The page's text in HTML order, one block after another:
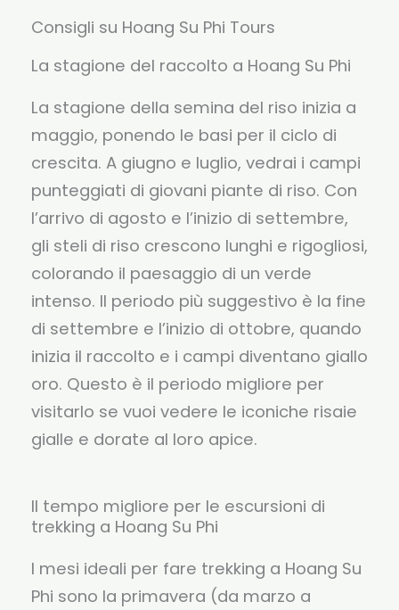
Consigli su Hoang Su Phi Tours
La stagione del raccolto a Hoang Su Phi
La stagione della semina del riso inizia a
maggio, ponendo le basi per il ciclo di
crescita. A giugno e luglio, vedrai i campi
punteggiati di giovani piante di riso. Con
l’arrivo di agosto e l’inizio di settembre,
gli steli di riso crescono lunghi e rigogliosi,
colorando il paesaggio di un verde
intenso. Il periodo più suggestivo è la fine
di settembre e l’inizio di ottobre, quando
inizia il raccolto e i campi diventano giallo
oro. Questo è il periodo migliore per
visitarlo se vuoi vedere le iconiche risaie
gialle e dorate al loro apice.
Il tempo migliore per le escursioni di
trekking a Hoang Su Phi
I mesi ideali per fare trekking a Hoang Su
Phi sono la primavera (da marzo a